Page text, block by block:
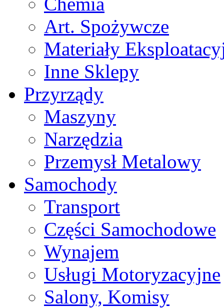
Art. Spożywcze
Materiały
Inne Sklepy
Przyrządy
Maszyny
Narzędzia
Przemysł Metalowy
Samochody
Transport
Części Samochodowe
Wynajem
Usługi Motoryzacyjne
Salony, Komisy